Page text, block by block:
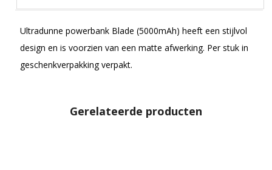
Ultradunne powerbank Blade (5000mAh) heeft een stijlvol
design en is voorzien van een matte afwerking. Per stuk in
geschenkverpakking verpakt.
Gerelateerde producten